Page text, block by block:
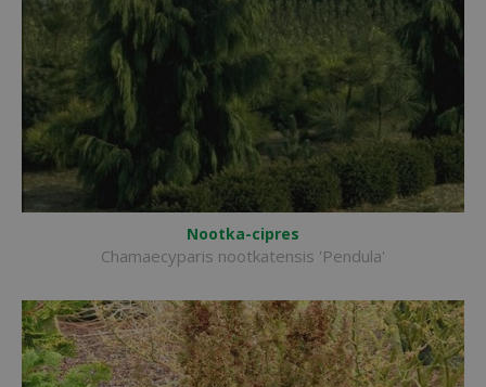
Nootka-cipres
Chamaecyparis nootkatensis 'Pendula'